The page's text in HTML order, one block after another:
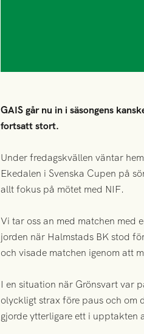
GAIS går nu in i säsongens
fortsatt stort.
Under fredagskvällen väntar
Ekedalen i Svenska Cupen på
allt fokus på mötet med NIF.
Vi tar oss an med matchen med
jorden när Halmstads BK stod
och visade matchen igenom att
I en situation när Grönsvart var
olyckligt strax före paus och om
gjorde ytterligare ett i upptakten